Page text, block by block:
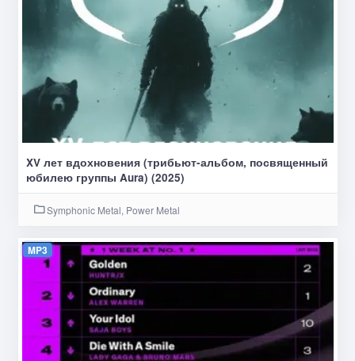
XV лет вдохновения (трибьют-альбом, посвященный
юбилею группы Aura) (2025)
Symphonic Metal, Power Metal
MP3